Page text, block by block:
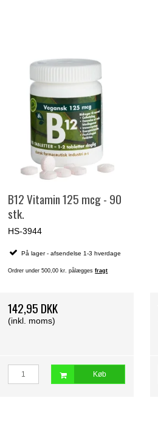
B12 Vitamin 125 mcg - 90
stk.
HS-3944
På lager - afsendelse 1-3 hverdage
Ordrer under 500,00 kr. pålæggesfragt
142,95 DKK
(inkl. moms)
Køb